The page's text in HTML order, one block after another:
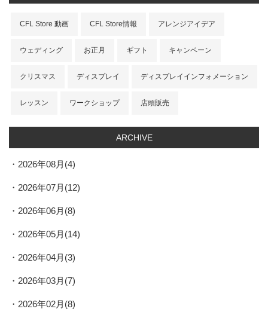
CFL Store 動画 CFL Store情報 アレンジアイデア
ウェディング お正月 ギフト キャンペーン
クリスマス ディスプレイ ディスプレイインフォメーション
レッスン ワークショップ 店頭販売
ARCHIVE
2026年08月(4)
2026年07月(12)
2026年06月(8)
2026年05月(14)
2026年04月(3)
2026年03月(7)
2026年02月(8)